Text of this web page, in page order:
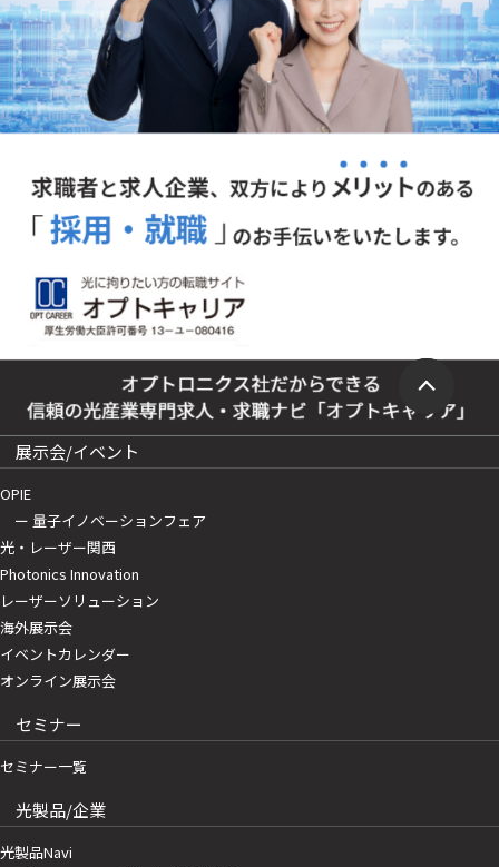
展示会/イベント
OPIE
ー 量子イノベーションフェア
光・レーザー関西
Photonics Innovation
レーザーソリューション
海外展示会
イベントカレンダー
オンライン展示会
セミナー
セミナー一覧
光製品/企業
光製品Navi